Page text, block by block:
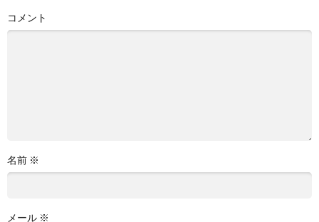
コメント
名前 ※
メール ※